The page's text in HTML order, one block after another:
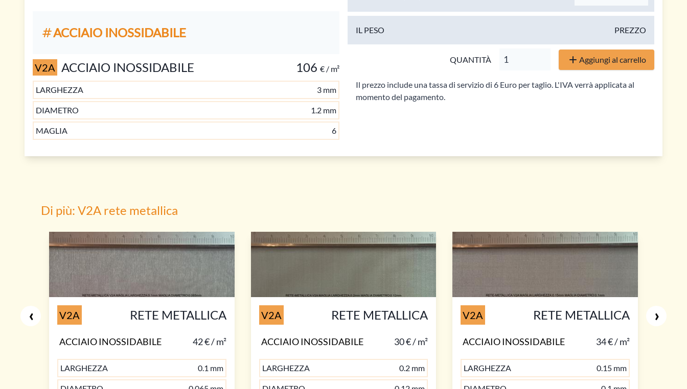
ACCIAIO INOSSIDABILE
V2A ACCIAIO INOSSIDABILE 106 € / m²
LARGHEZZA 3 mm
DIAMETRO 1.2 mm
MAGLIA 6
IL PESO PREZZO
QUANTITÀ Aggiungi al carrello
Il prezzo include una tassa di servizio di 6 Euro per taglio. L'IVA verrà applicata al
momento del pagamento.
Di più: V2A rete metallica
V2A RETE METALLICA
ACCIAIO INOSSIDABILE 42 € / m²
LARGHEZZA 0.1 mm
V2A RETE METALLICA
ACCIAIO INOSSIDABILE 30 € / m²
LARGHEZZA 0.2 mm
V2A RETE METALLICA
ACCIAIO INOSSIDABILE 34 € / m²
LARGHEZZA 0.15 mm
‹ ›